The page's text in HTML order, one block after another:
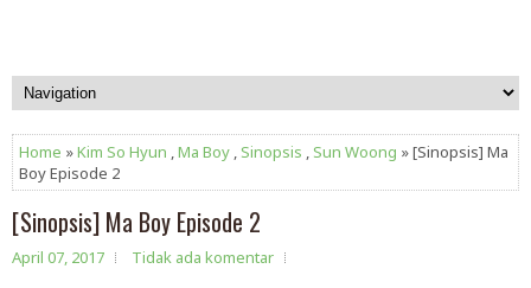
Home »Kim So Hyun ,Ma Boy , Sinopsis , Sun Woong » [Sinopsis] Ma
Boy Episode 2
[Sinopsis] Ma Boy Episode 2
April 07, 2017 Tidak ada komentar